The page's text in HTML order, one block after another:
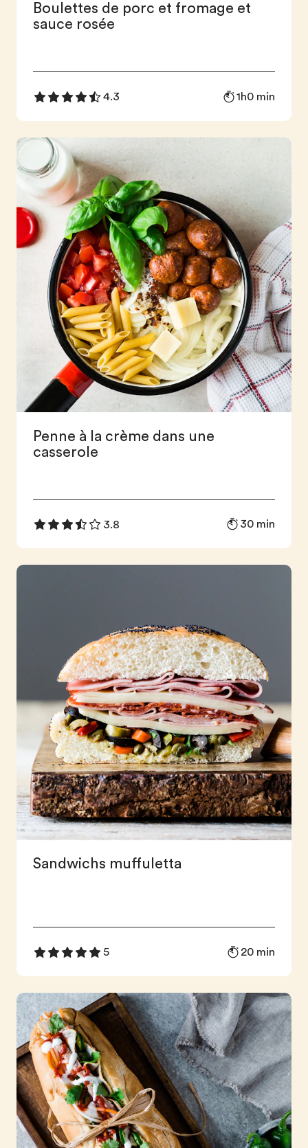
Boulettes de porc et fromage et
sauce rosée
4.3 1h0 min
Penne à la crème dans une
casserole
3.8 30 min
Sandwichs muffuletta
5 20 min